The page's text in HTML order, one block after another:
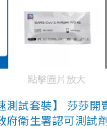
點擊圖片放大
測試套裝】 莎莎開
府衛生署認可測試